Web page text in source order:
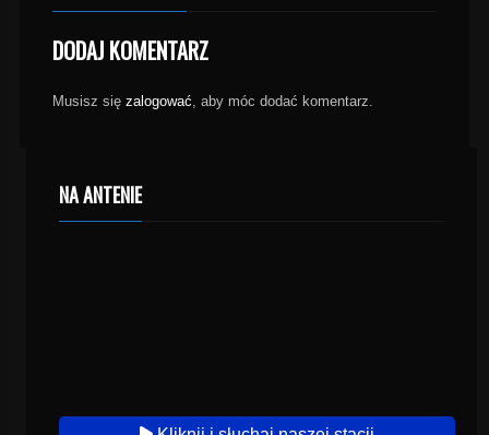
DODAJ KOMENTARZ
Musisz się zalogować , aby móc dodać komentarz.
NA ANTENIE